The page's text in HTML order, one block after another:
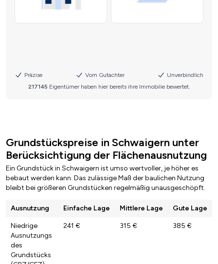
Grundstückspreise in Schwaigern unter
Berücksichtigung der Flächenausnutzung
Ein Grundstück in Schwaigern ist umso wertvoller, je höher es
bebaut werden kann. Das zulässige Maß der baulichen Nutzung
bleibt bei größeren Grundstücken regelmäßig unausgeschöpft.
Ausnutzung Einfache Lage Mittlere Lage Gute Lage
Niedrige
Ausnutzungs
des
Grundstücks
241 € 315 € 385 €